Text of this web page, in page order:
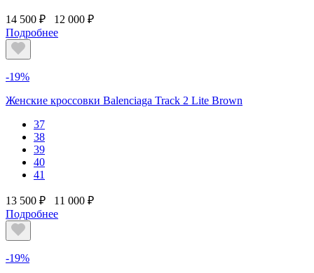
14 500 ₽
12 000 ₽
Подробнее
-19%
Женские кроссовки Balenciaga Track 2 Lite Brown
37
38
39
40
41
13 500 ₽
11 000 ₽
Подробнее
-19%